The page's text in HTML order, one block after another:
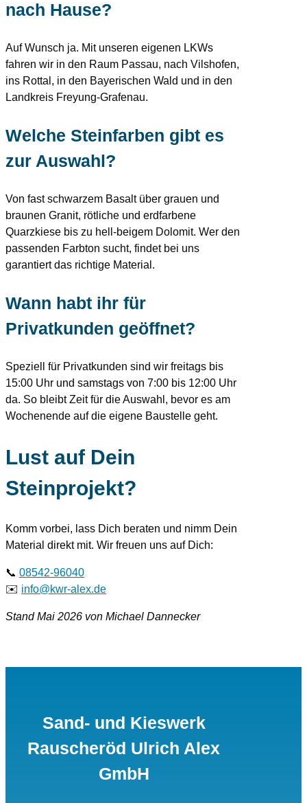
nach Hause?
Auf Wunsch ja. Mit unseren eigenen LKWs
fahren wir in den Raum Passau, nach Vilshofen,
ins Rottal, in den Bayerischen Wald und in den
Landkreis Freyung-Grafenau.
Welche Steinfarben gibt es
zur Auswahl?
Von fast schwarzem Basalt über grauen und
braunen Granit, rötliche und erdfarbene
Quarzkiese bis zu hell-beigem Dolomit. Wer den
passenden Farbton sucht, findet bei uns
garantiert das richtige Material.
Wann habt ihr für
Privatkunden geöffnet?
Speziell für Privatkunden sind wir freitags bis
15:00 Uhr und samstags von 7:00 bis 12:00 Uhr
da. So bleibt Zeit für die Auswahl, bevor es am
Wochenende auf die eigene Baustelle geht.
Lust auf Dein
Steinprojekt?
Komm vorbei, lass Dich beraten und nimm Dein
Material direkt mit. Wir freuen uns auf Dich:
📞 08542-96040
✉️ info@kwr-alex.de
Stand Mai 2026 von Michael Dannecker
Sand- und Kieswerk
Rauscheröd Ulrich Alex
GmbH